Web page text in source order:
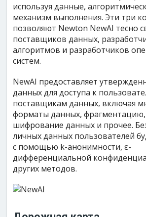
используя данные,
механизм выполнения. Эти три
позволяют Newton NewAI тесно
поставщиков данных,
алгоритмов и разработчиков
систем.
NewAI предоставляет
данных для доступа к
поставщикам данных, включая
форматы данных, фрагментацию,
шифрование данных и прочее.
личных данных пользователей
с помощью k-анонимности, ε-
дифференциальной
других методов.